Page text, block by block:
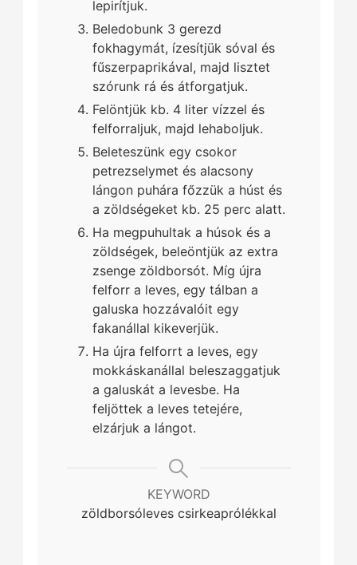
lepirítjuk.
Beledobunk 3 gerezd
fokhagymát, ízesítjük sóval és
fűszerpaprikával, majd lisztet
szórunk rá és átforgatjuk.
Felöntjük kb. 4 liter vízzel és
felforraljuk, majd lehaboljuk.
Beleteszünk egy csokor
petrezselymet és alacsony
lángon puhára főzzük a húst és
a zöldségeket kb. 25 perc alatt.
Ha megpuhultak a húsok és a
zöldségek, beleöntjük az extra
zsenge zöldborsót. Míg újra
felforr a leves, egy tálban a
galuska hozzávalóit egy
fakanállal kikeverjük.
Ha újra felforrt a leves, egy
mokkáskanállal beleszaggatjuk
a galuskát a levesbe. Ha
feljöttek a leves tetejére,
elzárjuk a lángot.
KEYWORD
zöldborsóleves csirkeaprólékkal